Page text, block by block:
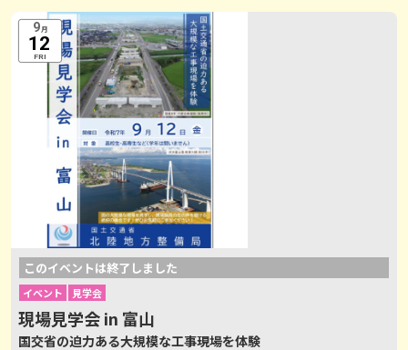
9月
12
FRI
このイベントは終了しました
イベント 見学会
現場見学会 in 富山
国交省の迫力ある大規模な工事現場を体験